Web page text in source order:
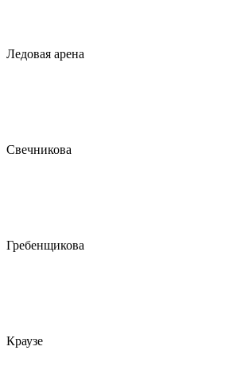
Ледовая арена
Свечникова
Гребенщикова
Краузе